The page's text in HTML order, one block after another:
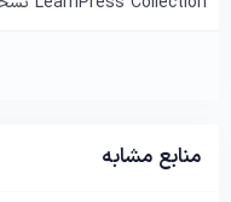
منابع مشابه